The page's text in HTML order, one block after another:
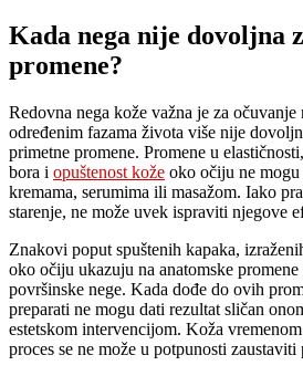
Kada nega nije dovoljna
promene?
Redovna nega kože važna je za
određenim fazama života više nije
primetne promene. Promene u
bora i opuštenost kože oko očiju ne mogu
kremama, serumima ili masažom. Iako
starenje, ne može uvek ispraviti njegove
Znakovi poput spuštenih kapaka,
oko očiju ukazuju na anatomske
površinske nege. Kada dođe do ovih
preparati ne mogu dati rezultat sličan
estetskom intervencijom. Koža
proces se ne može u potpunosti